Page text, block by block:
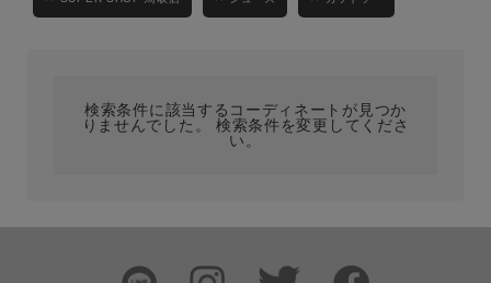
ブランド
検索条件に該当するコーディネートが見つか
りませんでした。 検索条件を変更してくださ
い。